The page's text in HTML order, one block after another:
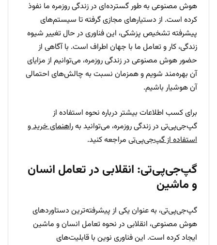
هوش مصنوعی به طور گسترده‌ای در زندگی روزمره ما نفوذ
کرده است. از دستیارهای مجازی گرفته تا سیستم‌های
پیشرفته تشخیص پزشکی، این فناوری در حال تغییر شیوه
زندگی، کار و تعامل ما با جهان اطراف است. با آگاهی از
حضور هوش مصنوعی در زندگی روزمره، می‌توانیم از مزایای
آن بهره‌مند شویم و همزمان نسبت به چالش‌های احتمالی
آن هوشیار باشیم.
برای کسب اطلاعات بیشتر درباره نحوه استفاده از
گپ‌جی‌پی‌تی در زندگی روزمره، می‌توانید بهراهنمای خرید و
استفاده از گپ‌جی‌پی‌تی مراجعه کنید.
گپ‌جی‌پی‌تی: انقلابی در تعامل انسان
و ماشین
گپ‌جی‌پی‌تی، به عنوان یکی از پیشرفته‌ترین دستاوردهای
هوش مصنوعی، انقلابی در نحوه تعامل انسان و ماشین
ایجاد کرده است. این فناوری نوین با قابلیت‌های